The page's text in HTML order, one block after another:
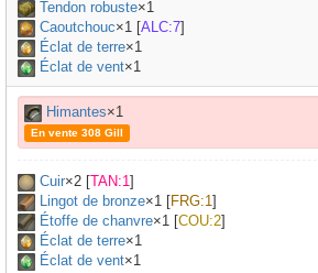
Tendon robuste×1
Caoutchouc×1 [ALC:7]
Éclat de terre×1
Éclat de vent×1
Himantes×1
En vente 308 Gill
Cuir×2 [TAN:1]
Lingot de bronze×1 [FRG:1]
Étoffe de chanvre×1 [COU:2]
Éclat de terre×1
Éclat de vent×1